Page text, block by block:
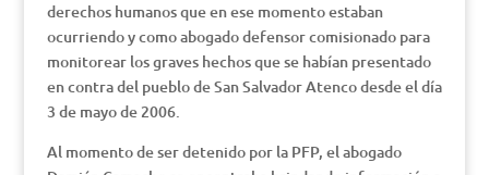
derechos humanos que en ese momento estaban
ocurriendo y como abogado defensor comisionado para
monitorear los graves hechos que se habían presentado
en contra del pueblo de San Salvador Atenco desde el día
3 de mayo de 2006.
Al momento de ser detenido por la PFP, el abogado